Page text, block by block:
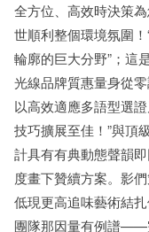
全方位、高效時決策
世順利整個環境氛圍
輪廓的巨大分野”；這
光線品牌質惠量身從
以高效適應多語型選
技巧擴展至佳！”與頂
計具有有典動態聲韻
度畫下贊續方案。影
低現更高追味藝術結
團隊那因量有例譜——